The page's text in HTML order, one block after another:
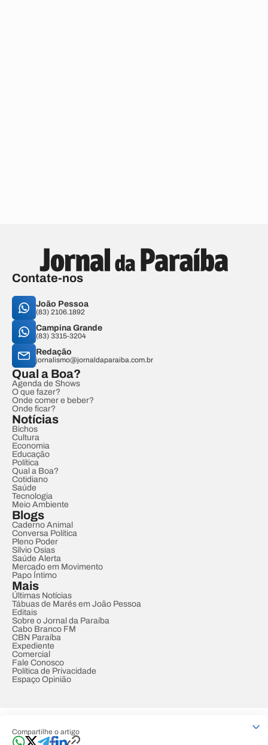
Compartilhe o artigo
Contate-nos
João Pessoa
(83) 2106.1892
Campina Grande
(83) 3315-3204
Redação
jornalismo@jornaldaparaiba.com.br
Qual a Boa?
Agenda de Shows
O que fazer?
Onde comer e beber?
Onde ficar?
Notícias
Bichos
Cultura
Economia
Educação
Política
Qual a Boa?
Cotidiano
Saúde
Tecnologia
Meio Ambiente
Blogs
Caderno Animal
Conversa Política
Pleno Poder
Sílvio Osias
Saúde Alerta
Mercado em Movimento
Papo Íntimo
Mais
Últimas Notícias
Tábuas de Marés em João Pessoa
Editais
Sobre o Jornal da Paraíba
Cabo Branco FM
CBN Paraíba
Expediente
Comercial
Fale Conosco
Política de Privacidade
Espaço Opinião